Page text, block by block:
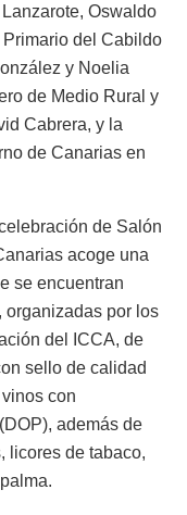
Oswaldo
del Cabildo
y Noelia
de Medio Rural y
Cabrera, y la
de Canarias en
de Salón
acoge una
se encuentran
organizadas por los
del ICCA, de
sello de calidad
con
además de
licores de tabaco,